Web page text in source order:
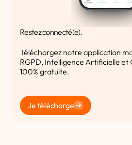
Restez connecté(e).
Téléchargez notre application
RGPD, Intelligence Artificielle et
100% gratuite.
Je télécharge